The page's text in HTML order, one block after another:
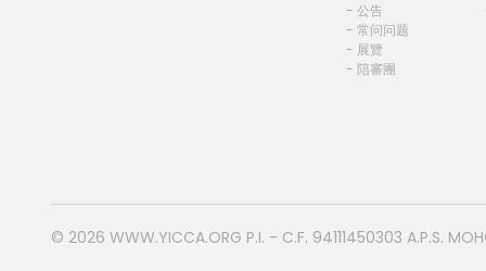
- 公告
- 常问问题
- 展覽
- 陪審團
© 2026 WWW.YICCA.ORG P.I. - C.F. 94111450303 A.P.S.